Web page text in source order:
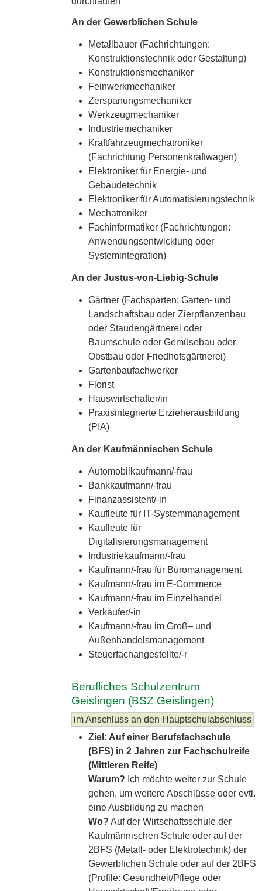
An der Gewerblichen Schule
Metallbauer (Fachrichtungen:
Konstruktionstechnik oder Gestaltung)
Konstruktionsmechaniker
Feinwerkmechaniker
Zerspanungsmechaniker
Werkzeugmechaniker
Industriemechaniker
Kraftfahrzeugmechatroniker
(Fachrichtung Personenkraftwagen)
Elektroniker für Energie- und
Gebäudetechnik
Elektroniker für Automatisierungstechnik
Mechatroniker
Fachinformatiker (Fachrichtungen:
Anwendungsentwicklung oder
Systemintegration)
An der Justus-von-Liebig-Schule
Gärtner (Fachsparten: Garten- und
Landschaftsbau oder Zierpflanzenbau
oder Staudengärtnerei oder
Baumschule oder Gemüsebau oder
Obstbau oder Friedhofsgärtnerei)
Gartenbaufachwerker
Florist
Hauswirtschafter/in
Praxisintegrierte Erzieherausbildung
(PIA)
An der Kaufmännischen Schule
Automobilkaufmann/-frau
Bankkaufmann/-frau
Finanzassistent/-in
Kaufleute für IT-Systemmanagement
Kaufleute für
Digitalisierungsmanagement
Industriekaufmann/-frau
Kaufmann/-frau für Büromanagement
Kaufmann/-frau im E-Commerce
Kaufmann/-frau im Einzelhandel
Verkäufer/-in
Kaufmann/-frau im Groß– und
Außenhandelsmanagement
Steuerfachangestellte/-r
Berufliches Schulzentrum
Geislingen (BSZ Geislingen)
im Anschluss an den Hauptschulabschluss
Ziel: Auf einer Berufsfachschule
(BFS) in 2 Jahren zur Fachschulreife
(Mittleren Reife)
Warum? Ich möchte weiter zur Schule
gehen, um weitere Abschlüsse oder evtl.
eine Ausbildung zu machen
Wo? Auf der Wirtschaftsschule der
Kaufmännischen Schule oder auf der
2BFS (Metall- oder Elektrotechnik) der
Gewerblichen Schule oder auf der 2BFS
(Profile: Gesundheit/Pflege oder